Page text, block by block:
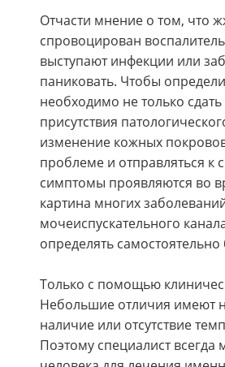
Отчасти мнение о том, что
спровоцирован
выступают инфекции или
паниковать. Чтобы
необходимо не только
присутствия
изменение кожных
проблеме и отправляться к
симптомы проявляются во
картина многих
мочеиспускательного
определять самостоятельно
Только с помощью
Небольшие отличия имеют
наличие или отсутствие
Поэтому специалист